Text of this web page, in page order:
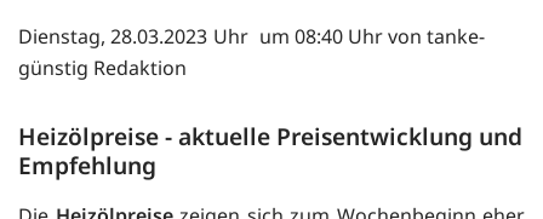
Dienstag, 28.03.2023
um 08:40 Uhr von tanke-
günstig Redaktion
Heizölpreise - aktuelle Preisentwicklung und
Empfehlung